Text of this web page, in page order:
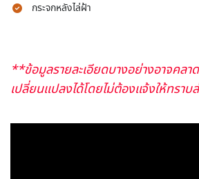
กระจกหลังไล่ฝ้า
**ข้อมูลรายละเอียดบางอย่างอาจคลา
เปลี่ยนแปลงได้โดยไม่ต้องแจ้งให้ทรา